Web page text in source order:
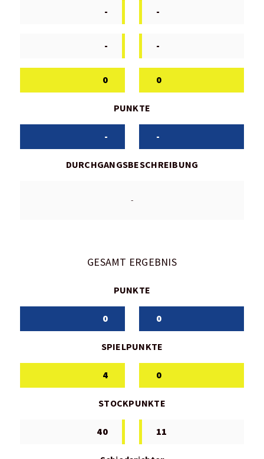
- -
- -
0 0
PUNKTE
- -
DURCHGANGSBESCHREIBUNG
-
GESAMT ERGEBNIS
PUNKTE
0 0
SPIELPUNKTE
4 0
STOCKPUNKTE
40 11